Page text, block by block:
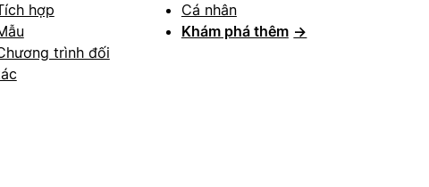
hợp
trình đối
Cá nhân
Khám phá thêm →